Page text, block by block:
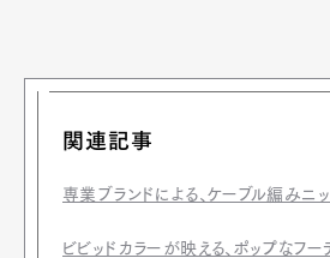
関連記事
専業ブランドによる、ケーブル編みニ
ビビッドカラーが映える、ポップなフー